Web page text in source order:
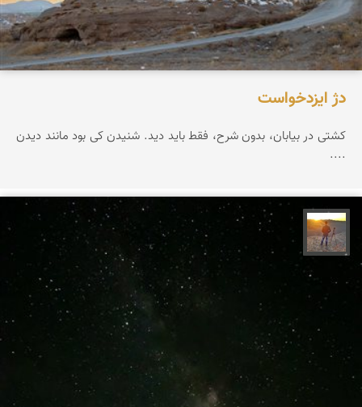
دژ ایزدخواست
کشتی در بیابان، بدون شرح، فقط باید دید. شنیدن کی بود مانند دیدن
....
مهدی مخلصیان